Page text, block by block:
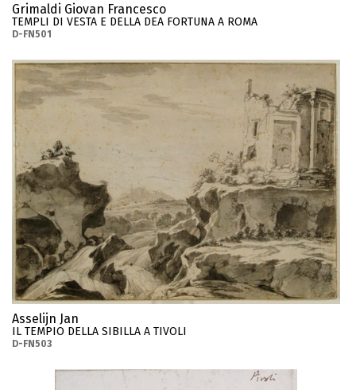
Grimaldi Giovan Francesco
TEMPLI DI VESTA E DELLA DEA FORTUNA A ROMA
D-FN501
Asselijn Jan
IL TEMPIO DELLA SIBILLA A TIVOLI
D-FN503